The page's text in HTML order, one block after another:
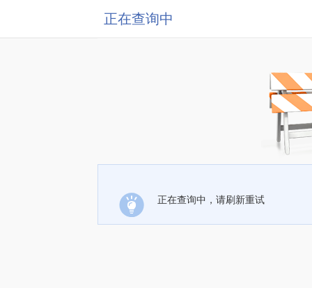
正在查询中
正在查询中，请刷新重试